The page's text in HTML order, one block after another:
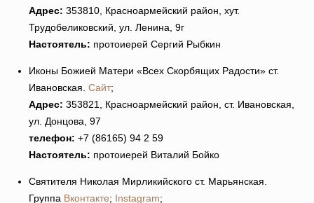
Адрес: 353810, Красноармейский район, хут.
Трудобеликовский, ул. Ленина, 9г
Настоятель: протоиерей Сергий Рыбкин
Иконы Божией Матери «Всех Скорбящих Радости» ст.
Ивановская. Сайт;
Адрес: 353821, Красноармейский район, ст. Ивановская,
ул. Донцова, 97
телефон: +7 (86165) 94 2 59
Настоятель: протоиерей Виталий Бойко
Святителя Николая Мирликийского ст. Марьянская.
Группа Вконтакте; Instagram;